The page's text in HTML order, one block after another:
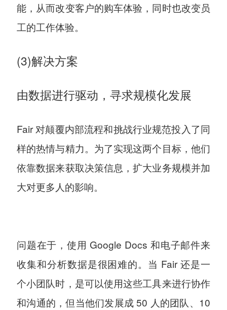
能，从而改变客户的购车体验，同时也改变员
工的工作体验。
(3)解决方案
由数据进行驱动，寻求规模化发展
Fair 对颠覆内部流程和挑战行业规范投入了同
样的热情与精力。为了实现这两个目标，他们
依靠数据来获取决策信息，扩大业务规模并加
大对更多人的影响。
问题在于，使用 Google Docs 和电子邮件来
收集和分析数据是很困难的。当 Fair 还是一
个小团队时，是可以使用这些工具来进行协作
和沟通的，但当他们发展成 50 人的团队、10